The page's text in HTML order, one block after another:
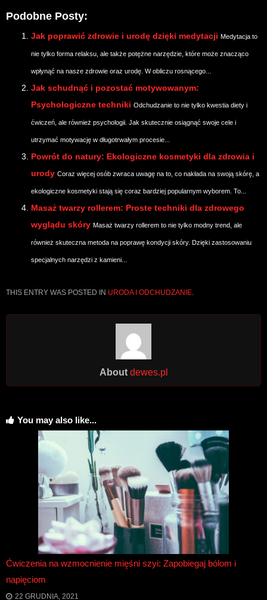
Podobne Posty:
Jak poprawić zdrowie i urodę dzięki medytacji Medytacja to
nie tylko forma relaksu, ale także potężne narzędzie, które może znacząco
wpłynąć na nasze zdrowie oraz urodę. W obliczu rosnącego...
Jak schudnąć i pozostać motywowanym:
Psychologiczne techniki Odchudzanie to nie tylko kwestia diety i
ćwiczeń, ale również psychologii. Jak skutecznie osiągnąć swoje cele i
utrzymać motywację w długotrwałym procesie...
Powrót do natury: Ekologiczne kosmetyki dla zdrowia i
urody Coraz więcej osób zwraca uwagę na to, co nakłada na swoją skórę, a
ekologiczne kosmetyki stają się coraz bardziej popularnym wyborem. To...
Masaż twarzy rollerem: Proste techniki dla zdrowego
wyglądu skóry Masaż twarzy rollerem to nie tylko modny trend, ale
również skuteczna metoda na poprawę kondycji skóry. Dzięki zastosowaniu
specjalnych narzędzi z kamieni...
THIS ENTRY WAS POSTED IN URODA I ODCHUDZANIE
About dewes.pl
You may also like...
Ćwiczenia na wzmocnienie mięśni szyi: Zapobiegaj bólom i
napięciom
22 GRUDNIA, 2021